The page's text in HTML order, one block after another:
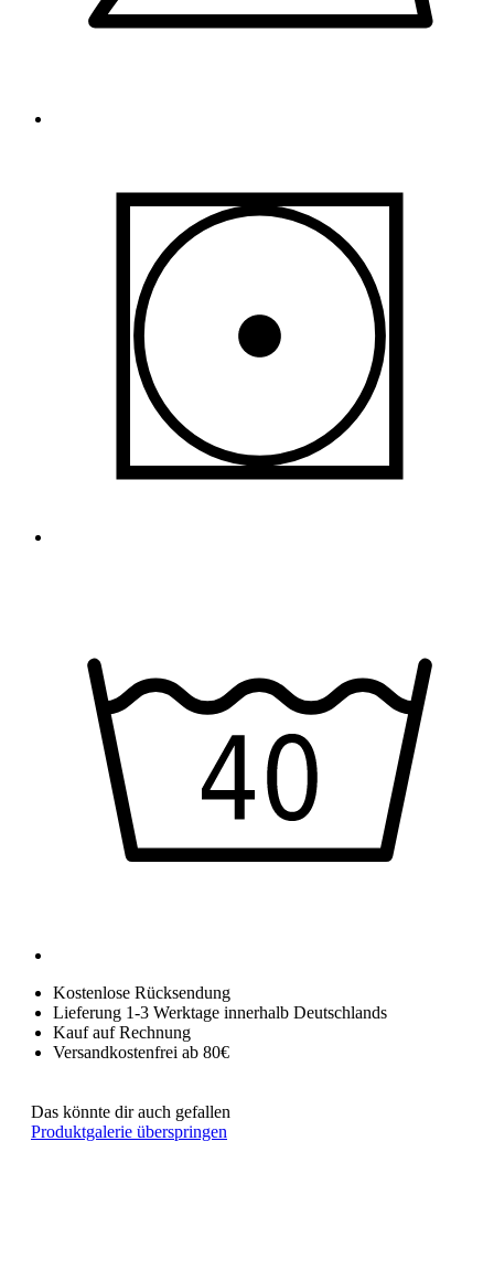
Kostenlose Rücksendung
Lieferung 1-3 Werktage innerhalb Deutschlands
Kauf auf Rechnung
Versandkostenfrei ab 80€
Das könnte dir auch gefallen
Produktgalerie überspringen